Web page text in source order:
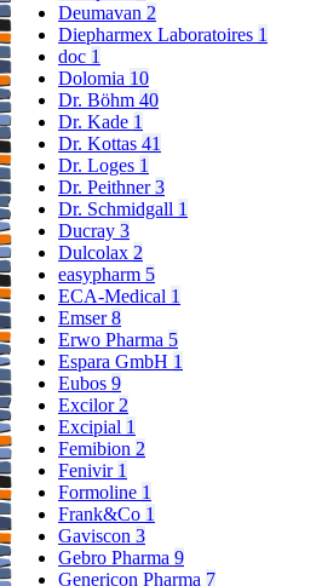
Deumavan 2
Diepharmex Laboratoires 1
doc 1
Dolomia 10
Dr. Böhm 40
Dr. Kade 1
Dr. Kottas 41
Dr. Loges 1
Dr. Peithner3
Dr. Schmidgall 1
Ducray 3
Dulcolax 2
easypharm 5
ECA-Medical 1
Emser8
Erwo Pharma 5
Espara GmbH 1
Eubos 9
Excilor2
Excipial 1
Femibion 2
Fenivir 1
Formoline 1
Frank&Co 1
Gaviscon 3
Gebro Pharma 9
Genericon Pharma 7